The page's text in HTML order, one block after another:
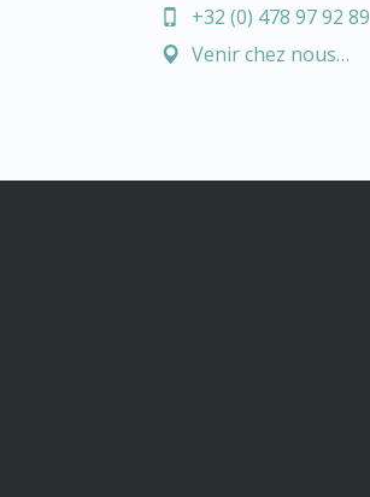
+32 (0) 478 97 92 89
Venir chez nous…